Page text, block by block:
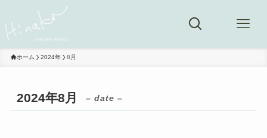
ホーム 2024年 8月
2024年8月 – date –